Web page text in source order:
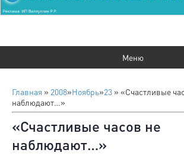
Главная » 2008»Ноябрь»23 » «Счастливые
наблюдают…»
«Счастливые часов не
наблюдают…»